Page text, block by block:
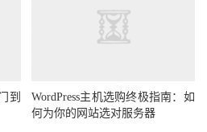
到
WordPress主机选购终极指南：如
何为你的网站选对服务器